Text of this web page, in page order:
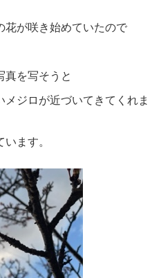
花が咲き始めていたので
真を写そうと
ジロが近づいてきてくれま
ます。